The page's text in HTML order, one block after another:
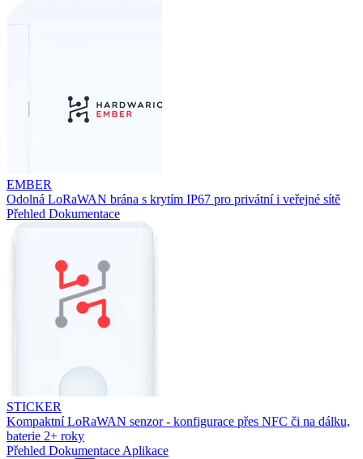
EMBER
Odolná LoRaWAN brána s krytím IP67 pro privátní i veřejné sítě
Přehled Dokumentace
STICKER
Kompaktní LoRaWAN senzor - konfigurace přes NFC či na dálku,
baterie 2+ roky
Přehled Dokumentace Aplikace